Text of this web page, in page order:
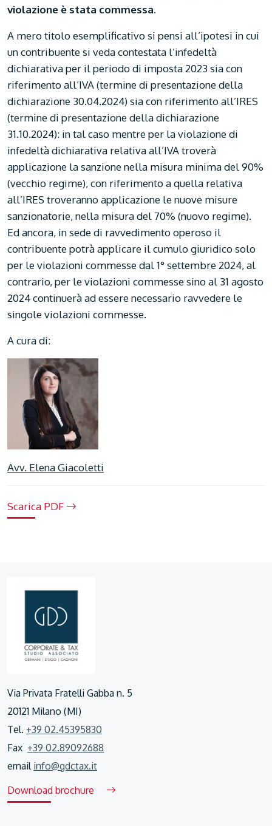
violazione è stata commessa.
A mero titolo esemplificativo si pensi all’ipotesi in cui
un contribuente si veda contestata l’infedeltà
dichiarativa per il periodo di imposta 2023 sia con
riferimento all’IVA (termine di presentazione della
dichiarazione 30.04.2024) sia con riferimento all’IRES
(termine di presentazione della dichiarazione
31.10.2024): in tal caso mentre per la violazione di
infedeltà dichiarativa relativa all’IVA troverà
applicazione la sanzione nella misura minima del 90%
(vecchio regime), con riferimento a quella relativa
all’IRES troveranno applicazione le nuove misure
sanzionatorie, nella misura del 70% (nuovo regime).
Ed ancora, in sede di ravvedimento operoso il
contribuente potrà applicare il cumulo giuridico solo
per le violazioni commesse dal 1° settembre 2024, al
contrario, per le violazioni commesse sino al 31 agosto
2024 continuerà ad essere necessario ravvedere le
singole violazioni commesse.
A cura di:
Avv. Elena Giacoletti
Scarica PDF
Via Privata Fratelli Gabba n. 5
20121 Milano (MI)
Tel. +39 02.45395830
Fax +39 02.89092688
email info@gdctax.it
Download brochure